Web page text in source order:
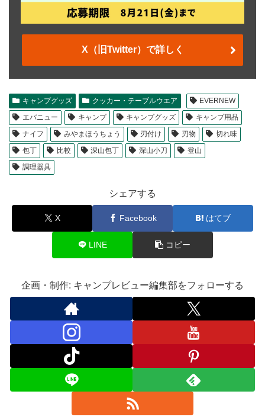
X（旧Twitter）で詳しく
キャンプグッズ クッカー・テーブルウエア
EVERNEW
エバニュー
キャンプ キャンプグッズ
キャンプ用品
ナイフ
みやまほうちょう 刃付け 刃物
切れ味
包丁
比較 深山包丁 深山小刀
登山
調理器具
シェアする
X Facebook はてブ
LINE コピー
企画・制作: キャンプレビュー編集部をフォローする